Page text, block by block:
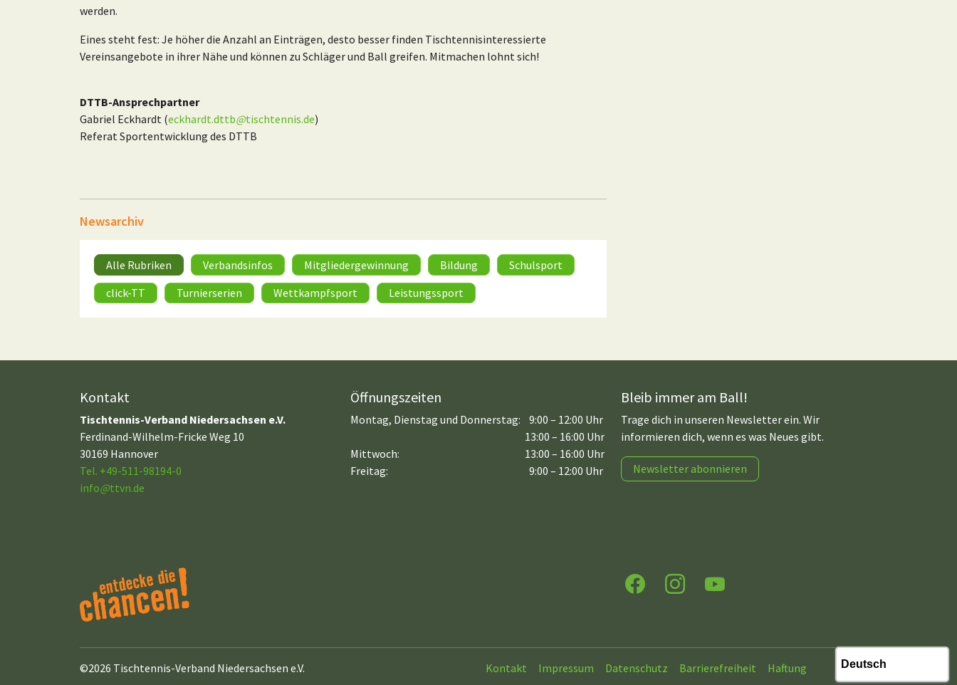
werden.
Eines steht fest: Je höher die Anzahl an Einträgen, desto besser finden Tischtennisinteressierte
Vereinsangebote in ihrer Nähe und können zu Schläger und Ball greifen. Mitmachen lohnt sich!
DTTB-Ansprechpartner
Gabriel Eckhardt (eckhardt.dttb@tischtennis.de)
Referat Sportentwicklung des DTTB
Newsarchiv
Alle Rubriken Verbandsinfos Mitgliedergewinnung Bildung
Schulsport
click-TT
Turnierserien Wettkampfsport Leistungssport
Kontakt
Tischtennis-Verband Niedersachsen e.V.
Ferdinand-Wilhelm-Fricke Weg 10
30169 Hannover
Tel. +49-511-98194-0
info@ttvn.de
Öffnungszeiten
Montag, Dienstag und Donnerstag:
9:00 – 12:00 Uhr
13:00 – 16:00 Uhr
Mittwoch:
Freitag:
13:00 – 16:00 Uhr
9:00 – 12:00 Uhr
Bleib immer am Ball!
Trage dich in unseren Newsletter ein. Wir
informieren dich, wenn es was Neues gibt.
Newsletter abonnieren
©2026 Tischtennis-Verband Niedersachsen e.V. Kontakt Impressum Datenschutz Barrierefreiheit Haftung